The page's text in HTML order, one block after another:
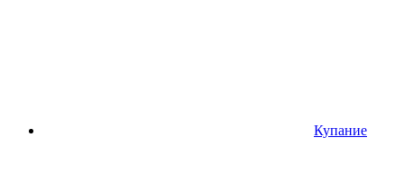
Купание